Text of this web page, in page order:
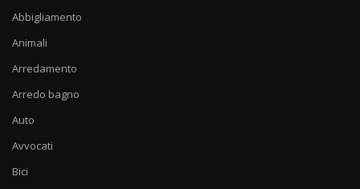
Abbigliamento
Animali
Arredamento
Arredo bagno
Auto
Avvocati
Bici